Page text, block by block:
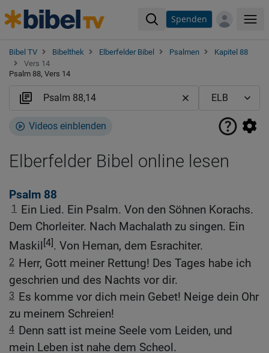
Spenden
Bibel TV Bibelthek Elberfelder Bibel Psalmen
Kapitel 88
Vers 14
Psalm 88, Vers 14
Videos einblenden
Elberfelder Bibel online lesen
Psalm 88
1
Ein Lied. Ein Psalm. Von den Söhnen Korachs.
Dem Chorleiter. Nach Machalath zu singen. Ein
Maskil [4]. Von Heman, dem Esrachiter.
2 Herr, Gott meiner Rettung! Des Tages habe ich
geschrien und des Nachts vor dir.
3 Es komme vor dich mein Gebet! Neige dein Ohr
zu meinem Schreien!
4 Denn satt ist meine Seele vom Leiden, und
mein Leben ist nahe dem Scheol.